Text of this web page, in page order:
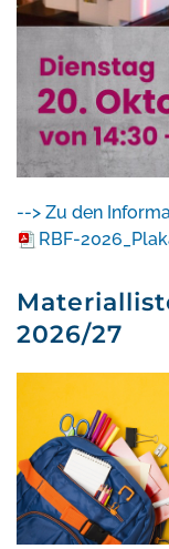
--> Zu den
RBF-
2026/27